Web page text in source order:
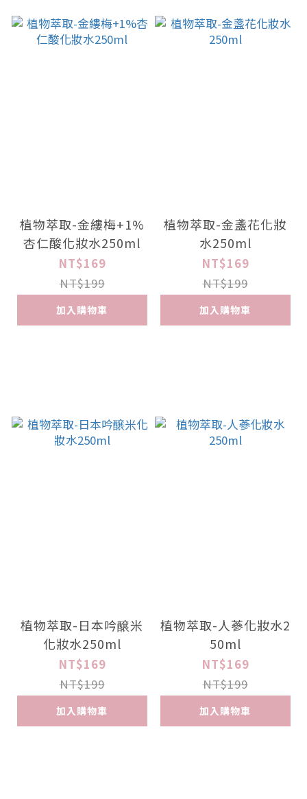
植物萃取-金縷梅+1%
杏仁酸化妝水250ml
NT$169
NT$199
加入購物車
植物萃取-金盞花化妝
水250ml
NT$169
NT$199
加入購物車
植物萃取-日本吟醸米
化妝水250ml
NT$169
NT$199
加入購物車
植物萃取-人蔘化妝水2
50ml
NT$169
NT$199
加入購物車